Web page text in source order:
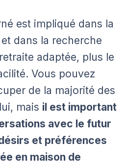
est impliqué dans la
dans la recherche
adaptée, plus le
Vous pouvez
de la majorité des
mais il est important
avec le futur
et préférences
en maison de